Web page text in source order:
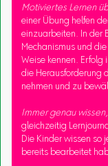
Motiviertes Lernen
einer Übung helfen
einzuarbeiten. In der
Mechanismus und
Weise kennen.
die Herausforderung
nehmen und zu
Immer genau
gleichzeitig
Die Kinder wissen so
bereits bearbeitet